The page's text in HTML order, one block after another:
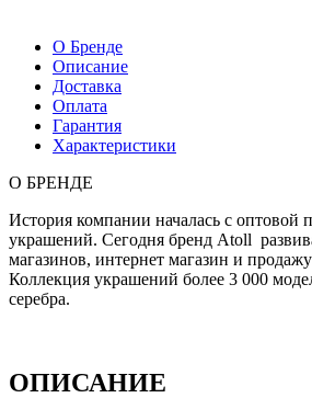
О Бренде
Описание
Доставка
Оплата
Гарантия
Характеристики
О БРЕНДЕ
История компании началась с
украшений. Сегодня бренд Atoll
магазинов, интернет магазин и
Коллекция украшений более 3 000
серебра.
ОПИСАНИЕ